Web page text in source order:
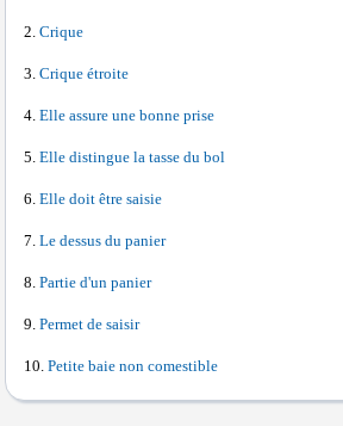
Crique
Crique étroite
Elle assure une bonne prise
Elle distingue la tasse du bol
Elle doit être saisie
Le dessus du panier
Partie d'un panier
Permet de saisir
Petite baie non comestible